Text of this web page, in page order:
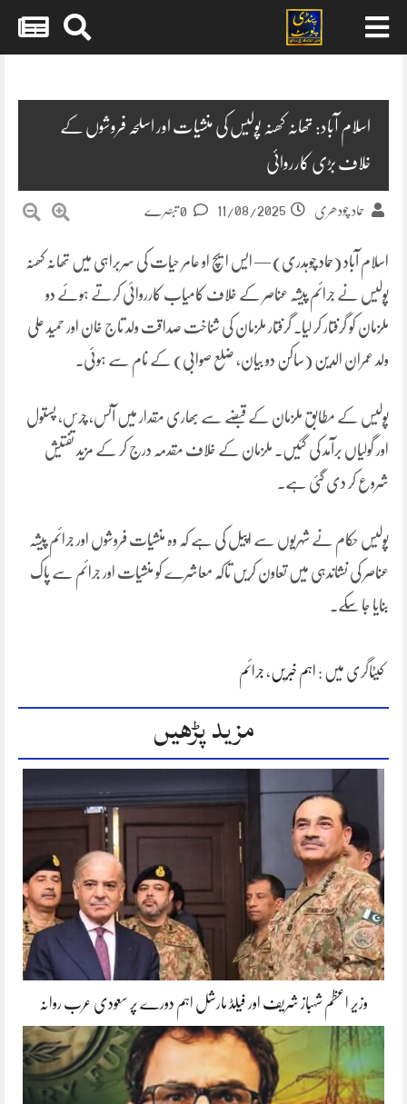
اسلام آباد: تھانہ کھنہ پولیس کی منشیات اور اسلحہ فروشوں کے
خلاف بڑی کارروائی
حماد چودھری 11/08/2025
اسلام آباد (حماد چوہدری) — ایس ایچ او عامر حیات کی سربراہی میں تھانہ کھنہ
پولیس نے جرائم پیشہ عناصر کے خلاف کامیاب کارروائی کرتے ہوئے دو
ملزمان کو گرفتار کر لیا۔ گرفتار ملزمان کی شناخت صداقت ولد تاج خان اور حمید علی
ولد عمران الدین (ساکن دو بیان، ضلع صوابی) کے نام سے ہوئی۔
پولیس کے مطابق ملزمان کے قبضے سے بھاری مقدار میں آئس، چرس، پستول
اور گولیاں برآمد کی گئیں۔ ملزمان کے خلاف مقدمہ درج کر کے مزید تفتیش
شروع کر دی گئی ہے۔
پولیس حکام نے شہریوں سے اپیل کی ہے کہ وہ منشیات فروشوں اور جرائم پیشہ
عناصر کی نشاندہی میں تعاون کریں تاکہ معاشرے کو منشیات اور جرائم سے پاک
بنایا جا سکے۔
کیٹاگری میں : اہم خبریں ، جرائم
مزید پڑھیں
وزیر اعظم شہباز شریف اور فیلڈ مارشل اہم دورے پر سعودی عرب روانہ